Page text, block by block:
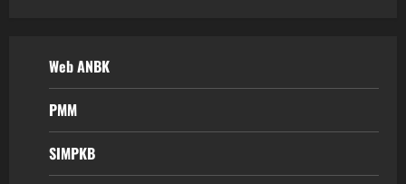
Web ANBK
PMM
SIMPKB